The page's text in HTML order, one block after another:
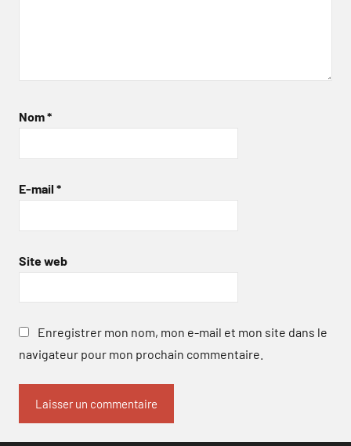
Nom*
E-mail *
Site web
Enregistrer mon nom, mon e-mail et mon site dans le
navigateur pour mon prochain commentaire.